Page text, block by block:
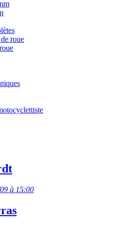
roue
à 15:00